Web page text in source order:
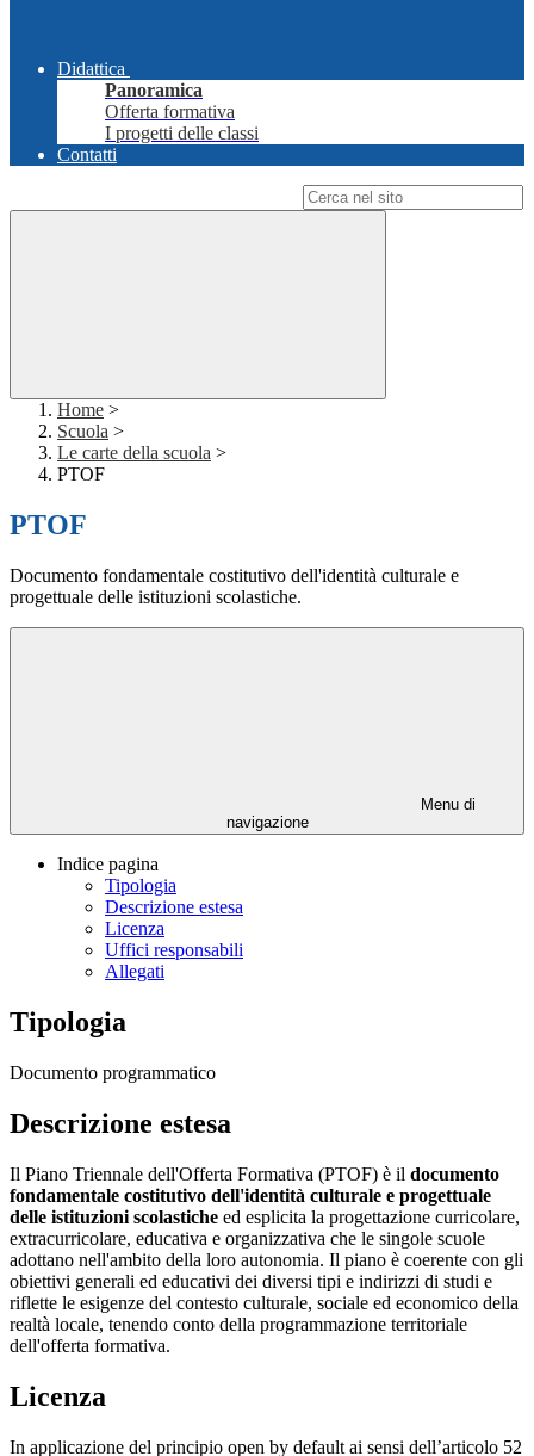
Didattica
Panoramica
Offerta formativa
I progetti delle classi
Contatti
Home >
Scuola >
Le carte della scuola >
PTOF
PTOF
Documento fondamentale costitutivo dell'identità culturale e
progettuale delle istituzioni scolastiche.
Menu di
navigazione
Indice pagina
Tipologia
Descrizione estesa
Licenza
Uffici responsabili
Allegati
Tipologia
Documento programmatico
Descrizione estesa
Il Piano Triennale dell'Offerta Formativa (PTOF) è il documento
fondamentale costitutivo dell'identità culturale e progettuale
delle istituzioni scolastiche ed esplicita la progettazione curricolare,
extracurricolare, educativa e organizzativa che le singole scuole
adottano nell'ambito della loro autonomia. Il piano è coerente con gli
obiettivi generali ed educativi dei diversi tipi e indirizzi di studi e
riflette le esigenze del contesto culturale, sociale ed economico della
realtà locale, tenendo conto della programmazione territoriale
dell'offerta formativa.
Licenza
In applicazione del principio open by default ai sensi dell’articolo 52